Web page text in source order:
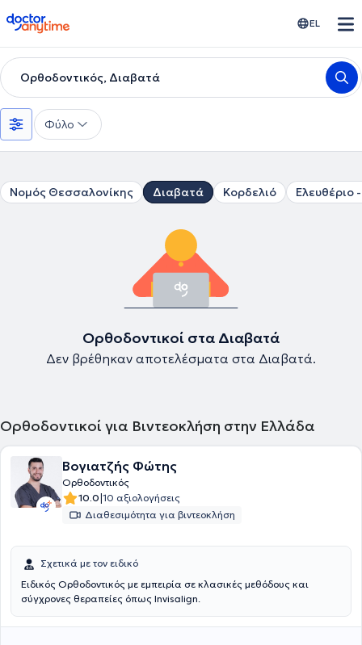
doctoranytime EL
Ορθοδοντικός, Διαβατά
Φύλο
Νομός Θεσσαλονίκης Διαβατά Κορδελιό Ελευθέριο
Ορθοδοντικοί στα Διαβατά
Δεν βρέθηκαν αποτελέσματα στα Διαβατά.
Ορθοδοντικοί για Βιντεοκλήση στην Ελλάδα
Βογιατζής Φώτης
Ορθοδοντικός
10.0|10 αξιολογήσεις
Διαθεσιμότητα για βιντεοκλήση
Σχετικά με τον ειδικό
Ειδικός Ορθοδοντικός με εμπειρία σε κλασικές μεθόδους και
σύγχρονες θεραπείες όπως Invisalign.